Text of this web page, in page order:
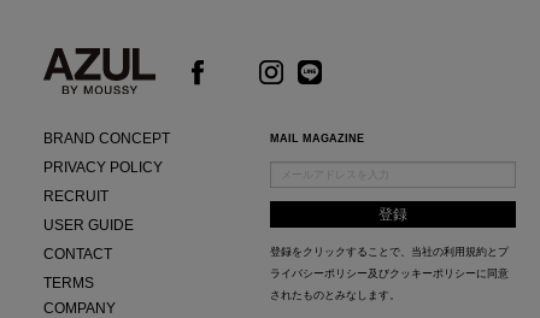
BRAND CONCEPT
PRIVACY POLICY
RECRUIT
USER GUIDE
CONTACT
TERMS
COMPANY
MAIL MAGAZINE
登録をクリックすることで、当社の利用規約と プ
ライバシーポリシー及びクッキーポリシー に同意
されたものとみなします。